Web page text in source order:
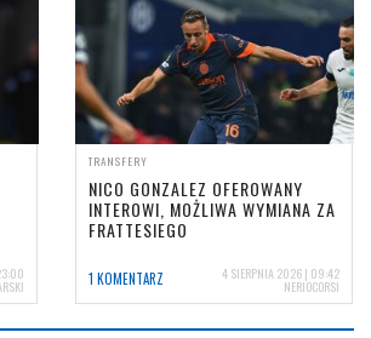
TRANSFERY
NICO GONZALEZ OFEROWANY
INTEROWI, MOŻLIWA WYMIANA ZA
FRATTESIEGO
1 KOMENTARZ 4 SIERPNIA 2026 | 09:42
NERIOCORSI